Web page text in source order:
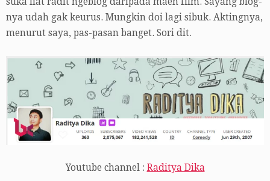
nya udah gak keurus. Mungkin doi lagi sibuk. Aktingnya,
menurut saya, pas-pasan banget. Sori dit.
Youtube channel : Raditya Dika